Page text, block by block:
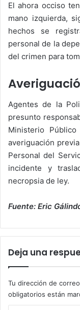
El ahora occiso
mano izquierda,
hechos se
personal de la
del crimen para
Agentes de la
presunto
Ministerio
averiguación
Personal del
incidente y
necropsia de ley.
Fuente: Eric
Deja una
Tu dirección de
obligatorios están